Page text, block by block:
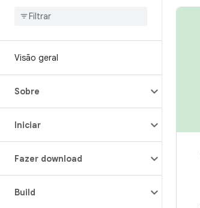
Visão geral
Sobre
Iniciar
Fazer download
Build